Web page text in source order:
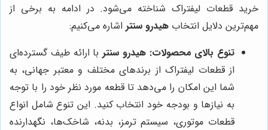
خرید قطعات لیفتراک شناخته می‌شود. در ادامه به برخی از
مهم‌ترین دلایل انتخاب هیدرو سنتر اشاره می‌کنیم:
تنوع بالای محصولات: هیدرو سنتر با ارائه طیف گسترده‌ای
از قطعات لیفتراک از برندهای مختلف و معتبر جهانی، به
شما این امکان را می‌دهد تا قطعه مورد نظر خود را با توجه
به نیازها و بودجه خود انتخاب کنید. این تنوع شامل انواع
قطعات موتوری، سیستم ترمز، بدنه، شاخک‌ها، نگهدارنده